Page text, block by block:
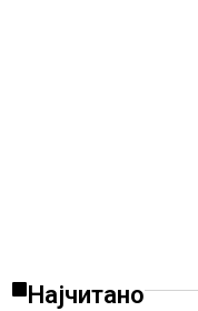
Најчитано